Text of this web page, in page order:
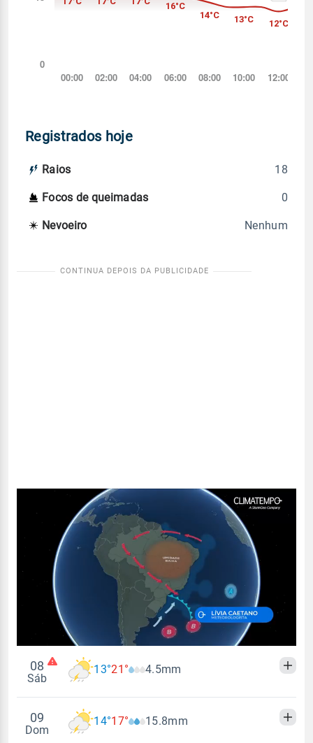
Registrados hoje
Raios 18
Focos de queimadas 0
Nevoeiro Nenhum
08
Sáb
13°21° 4.5mm
MadrugadaManhãTarde
09
Dom
14°17° 15.8mm